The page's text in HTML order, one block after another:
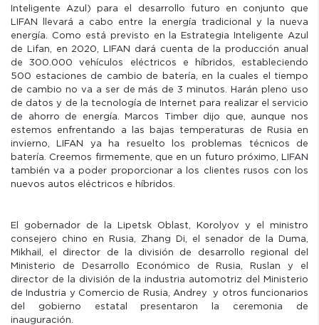
Inteligente Azul) para el desarrollo futuro en conjunto que
LIFAN llevará a cabo entre la energía tradicional y la nueva
energía. Como está previsto en la Estrategia Inteligente Azul
de Lifan, en 2020, LIFAN dará cuenta de la producción anual
de 300.000 vehículos eléctricos e híbridos, estableciendo
500 estaciones de cambio de batería, en la cuales el tiempo
de cambio no va a ser de más de 3 minutos. Harán pleno uso
de datos y de la tecnología de Internet para realizar el servicio
de ahorro de energía. Marcos Timber dijo que, aunque nos
estemos enfrentando a las bajas temperaturas de Rusia en
invierno, LIFAN ya ha resuelto los problemas técnicos de
batería. Creemos firmemente, que en un futuro próximo, LIFAN
también va a poder proporcionar a los clientes rusos con los
nuevos autos eléctricos e híbridos.
El gobernador de la Lipetsk Oblast, Korolyov y el ministro
consejero chino en Rusia, Zhang Di, el senador de la Duma,
Mikhail, el director de la división de desarrollo regional del
Ministerio de Desarrollo Económico de Rusia, Ruslan y el
director de la división de la industria automotriz del Ministerio
de Industria y Comercio de Rusia, Andrey y otros funcionarios
del gobierno estatal presentaron la ceremonia de
inauguración.